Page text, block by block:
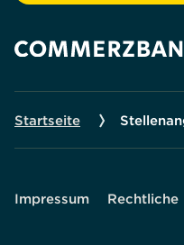
Startseite
Sekundäre
Impressum Rechtliche